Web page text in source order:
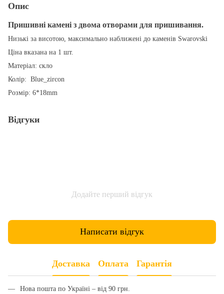
Опис
Пришивні камені з двома отворами для пришивання.
Низькі за висотою, максимально наближені до каменів Swarovski
Ціна вказана на 1 шт.
Матеріал: скло
Колір: Blue_zircon
Розмір: 6*18mm
Відгуки
Додайте перший відгук
Написати відгук
Доставка Оплата Гарантія
Нова пошта по Україні – від 90 грн.